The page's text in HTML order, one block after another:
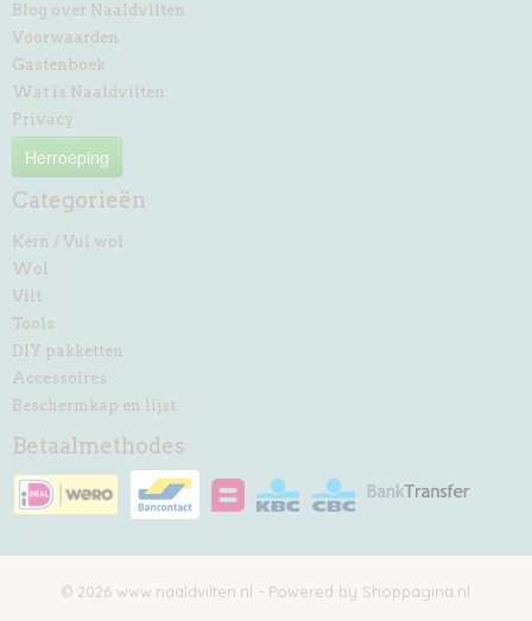
Blog over Naaldvilten
Voorwaarden
Gastenboek
Wat is Naaldvilten
Privacy
Herroeping
Categorieën
Kern / Vul wol
Wol
Vilt
Tools
DIY pakketten
Accessoires
Beschermkap en lijst
Betaalmethodes
© 2026 www.naaldvilten.nl - Powered by Shoppagina.nl